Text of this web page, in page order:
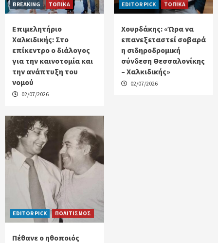
BREAKING ΤΟΠΙΚΑ
Επιμελητήριο
Χαλκιδικής: Στο
επίκεντρο ο διάλογος
για την καινοτομία και
την ανάπτυξη του
νομού
02/07/2026
EDITOR PICK ΤΟΠΙΚΑ
Χουρδάκης: «Ώρα να
επανεξεταστεί σοβαρά
η σιδηροδρομική
σύνδεση Θεσσαλονίκης
– Χαλκιδικής»
02/07/2026
EDITOR PICK ΠΟΛΙΤΙΣΜΟΣ
Πέθανε ο ηθοποιός